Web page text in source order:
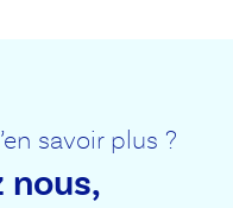
savoir plus ?
nous,